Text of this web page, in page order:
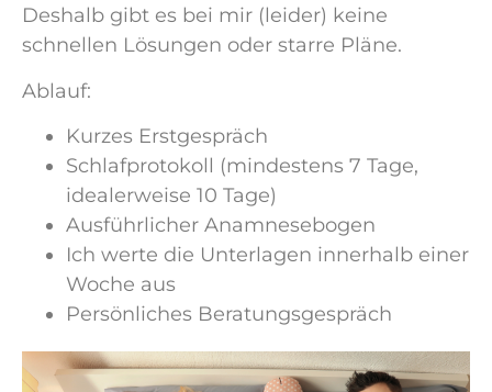
Deshalb gibt es bei mir (leider) keine
schnellen Lösungen oder starre Pläne.
Ablauf:
Kurzes Erstgespräch
Schlafprotokoll (mindestens 7 Tage,
idealerweise 10 Tage)
Ausführlicher Anamnesebogen
Ich werte die Unterlagen innerhalb einer
Woche aus
Persönliches Beratungsgespräch